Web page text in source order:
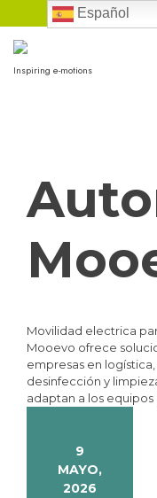
al
contenido
Inspiring e-motions
Movilidad electrica
Mooevo ofrece
empresas en
desinfección y
adaptan a los equipos
9
MAYO,
2026
Español